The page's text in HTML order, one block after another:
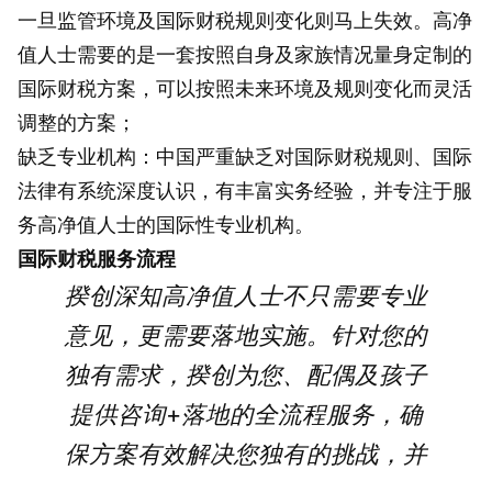
一旦监管环境及国际财税规则变化则马上失效。高净
值人士需要的是一套按照自身及家族情况量身定制的
国际财税方案，可以按照未来环境及规则变化而灵活
调整的方案；
缺乏专业机构：中国严重缺乏对国际财税规则、国际
法律有系统深度认识，有丰富实务经验，并专注于服
务高净值人士的国际性专业机构。
国际财税服务流程
揆创深知高净值人士不只需要专业
意见，更需要落地实施。针对您的
独有需求，揆创为您、配偶及孩子
提供咨询+落地的全流程服务，确
保方案有效解决您独有的挑战，并